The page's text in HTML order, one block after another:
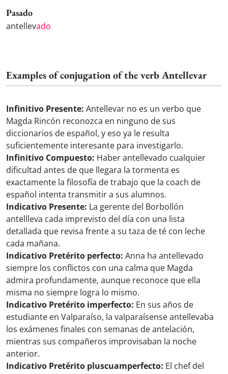
Pasado
antellevado
Examples of conjugation of the verb Antellevar
Infinitivo Presente: Antellevar no es un verbo que
Magda Rincón reconozca en ninguno de sus
diccionarios de español, y eso ya le resulta
suficientemente interesante para investigarlo.
Infinitivo Compuesto: Haber antellevado cualquier
dificultad antes de que llegara la tormenta es
exactamente la filosofía de trabajo que la coach de
español intenta transmitir a sus alumnos.
Indicativo Presente: La gerente del Borbollón
antellleva cada imprevisto del día con una lista
detallada que revisa frente a su taza de té con leche
cada mañana.
Indicativo Pretérito perfecto: Anna ha antellevado
siempre los conflictos con una calma que Magda
admira profundamente, aunque reconoce que ella
misma no siempre logra lo mismo.
Indicativo Pretérito imperfecto: En sus años de
estudiante en Valparaíso, la valparaísense antellevaba
los exámenes finales con semanas de antelación,
mientras sus compañeros improvisaban la noche
anterior.
Indicativo Pretérito pluscuamperfecto: El chef del